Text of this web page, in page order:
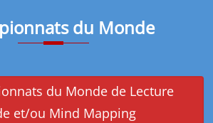
du Monde
du Monde de Lecture
et/ou Mind Mapping